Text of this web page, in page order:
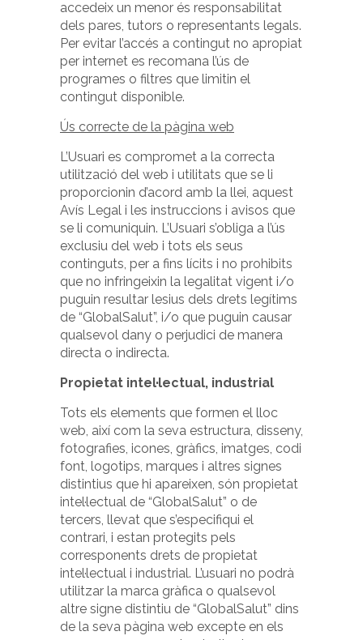
accedeix un menor és responsabilitat
dels pares, tutors o representants legals.
Per evitar l’accés a contingut no apropiat
per internet es recomana l’ús de
programes o filtres que limitin el
contingut disponible.
Ús correcte de la pàgina web
L’Usuari es compromet a la correcta
utilització del web i utilitats que se li
proporcionin d’acord amb la llei, aquest
Avís Legal i les instruccions i avisos que
se li comuniquin. L’Usuari s’obliga a l’ús
exclusiu del web i tots els seus
continguts, per a fins lícits i no prohibits
que no infringeixin la legalitat vigent i/o
puguin resultar lesius dels drets legítims
de “GlobalSalut”, i/o que puguin causar
qualsevol dany o perjudici de manera
directa o indirecta.
Propietat intel·lectual, industrial
Tots els elements que formen el lloc
web, així com la seva estructura, disseny,
fotografies, icones, gràfics, imatges, codi
font, logotips, marques i altres signes
distintius que hi apareixen, són propietat
intel·lectual de “GlobalSalut” o de
tercers, llevat que s’especifiqui el
contrari, i estan protegits pels
corresponents drets de propietat
intel·lectual i industrial. L’usuari no podrà
utilitzar la marca gràfica o qualsevol
altre signe distintiu de “GlobalSalut” dins
de la seva pàgina web excepte en els